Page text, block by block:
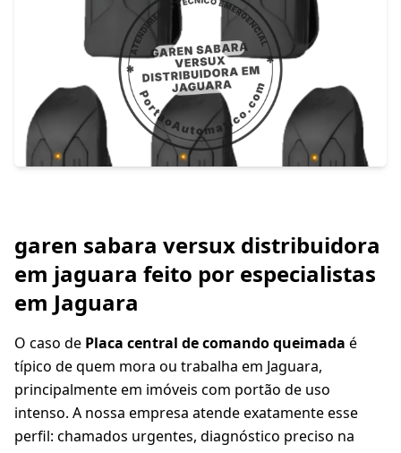
garen sabara versux distribuidora
em jaguara feito por especialistas
em Jaguara
O caso de Placa central de comando queimada é
típico de quem mora ou trabalha em Jaguara,
principalmente em imóveis com portão de uso
intenso. A nossa empresa atende exatamente esse
perfil: chamados urgentes, diagnóstico preciso na